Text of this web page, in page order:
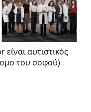
αυτιστικός
του σοφού)